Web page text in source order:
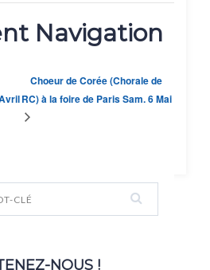
Navigation
Choeur de Corée (Chorale de
RC) à la foire de Paris Sam. 6 Mai
NOUS !